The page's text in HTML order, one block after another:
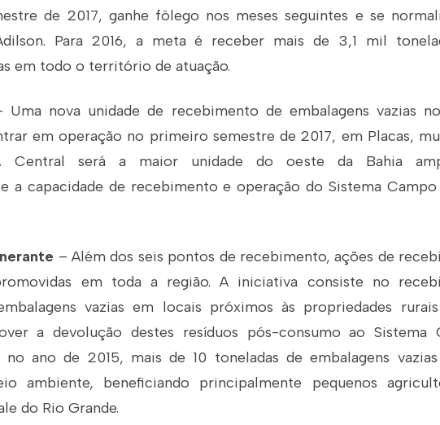
de 2017, ganhe fôlego nos meses seguintes e se
Para 2016, a meta é receber mais de 3,1 mil
em todo o território de atuação.
Uma nova unidade de recebimento de embalagens vazias
em operação no primeiro semestre de 2017, em Placas,
Central será a maior unidade do oeste da Bahia
a capacidade de recebimento e operação do Sistema
– Além dos seis pontos de recebimento, ações de
em toda a região. A iniciativa consiste no
vazias em locais próximos às propriedades
a devolução destes resíduos pós-consumo ao Sistema
no ano de 2015, mais de 10 toneladas de embalagens
ambiente, beneficiando principalmente pequenos
do Rio Grande.